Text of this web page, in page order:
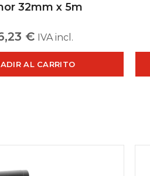
32mm x 5m
€ IVA incl.
AL CARRITO